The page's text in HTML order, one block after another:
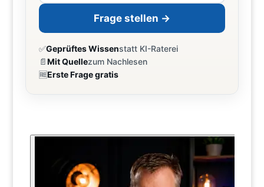
Frage stellen →
✅Geprüftes Wissenstatt KI-Raterei
📄Mit Quellezum Nachlesen
🆓Erste Frage gratis